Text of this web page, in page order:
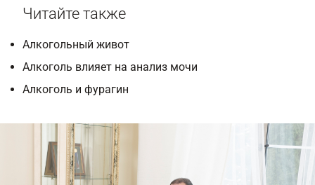
Читайте также
Алкогольный живот
Алкоголь влияет на анализ мочи
Алкоголь и фурагин